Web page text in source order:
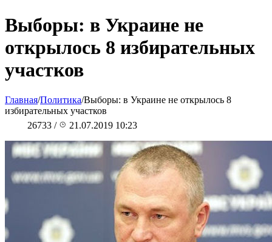
Выборы: в Украине не
открылось 8 избирательных
участков
Главная/Политика/Выборы: в Украине не открылось 8
избирательных участков
26733 / 21.07.2019 10:23